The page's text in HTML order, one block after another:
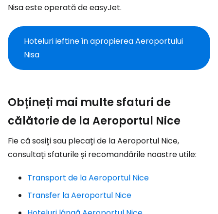
Nisa este operată de easyJet.
Hoteluri ieftine în apropierea Aeroportului
Nisa
Obțineți mai multe sfaturi de
călătorie de la Aeroportul Nice
Fie că sosiți sau plecați de la Aeroportul Nice,
consultați sfaturile și recomandările noastre utile:
Transport de la Aeroportul Nice
Transfer la Aeroportul Nice